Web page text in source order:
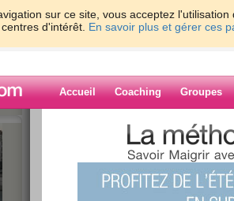
sur ce site, vous acceptez
d'intérêt. En savoir plus et gérer ces
Accueil Coaching Groupes
>
>
Blog de